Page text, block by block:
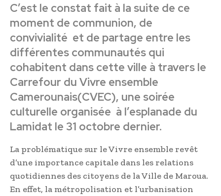
C’est le constat fait à la suite de ce
moment de communion, de
convivialité et de partage entre les
différentes communautés qui
cohabitent dans cette ville à travers le
Carrefour du Vivre ensemble
Camerounais(CVEC), une soirée
culturelle organisée à l’esplanade du
Lamidat le 31 octobre dernier.
La problématique sur le Vivre ensemble revêt
d’une importance capitale dans les relations
quotidiennes des citoyens de la Ville de Maroua.
En effet, la métropolisation et l’urbanisation